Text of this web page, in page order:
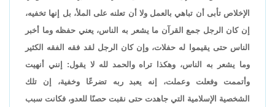
الإخلاص تأبى أن تباهي بالعمل ولا أن تعلنه على الملأ، بل إنها تخفيه،
إن كان الرجل جمع القرآن ما يشعر به الناس، يعني حفظه وما أخبر
الناس حتى يقيموا له حفلات، وإن كان الرجل لقد فقه الفقه الكثير
وما يشعر به الناس، وهكذا تراه والحمد لله لا يقول: إنني أنهيت
وأتممت وفعلت وعملت، إنه يعبد ربه تضرعًا وخفية، إن تلك
الشخصية الإسلامية التي جاهدت حتى نقبت حصنًا للعدو، فكانت سبب